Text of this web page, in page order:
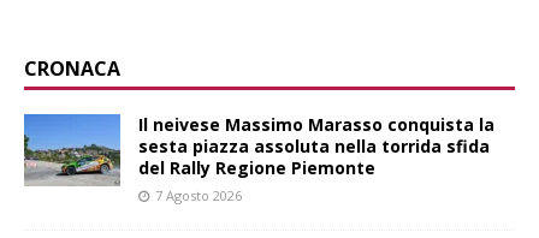
CRONACA
Il neivese Massimo Marasso conquista la
sesta piazza assoluta nella torrida sfida
del Rally Regione Piemonte
7 Agosto 2026